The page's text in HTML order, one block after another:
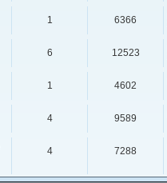
1 6366
6 12523
1 4602
4 9589
4 7288